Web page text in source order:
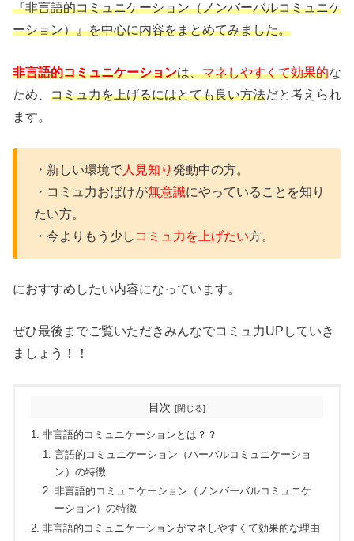
『非言語的コミュニケーション（ノンバーバルコミュニケ
ーション）』を中心に内容をまとめてみました。
非言語的コミュニケーションは、マネしやすくて効果的な
ため、 コミュ力を上げるにはとても良い方法だと考えられ
ます。
・新しい環境で人見知り 発動中の方。
・ コミュ力おばけが無意識にやっていることを知り
たい方。
・ 今よりもう少し コミュ力を上げたい方。
におすすめしたい内容になっています。
ぜひ最後までご覧いただきみんなでコミュ力UPしていき
ましょう！！
目次
非言語的コミュニケーションとは？？
言語的コミュニケーション（バーバルコミュニケーショ
ン）の特徴
非言語的コミュニケーション（ノンバーバルコミュニケ
ーション）の特徴
非言語的コミュニケーションがマネしやすくて効果的な理由